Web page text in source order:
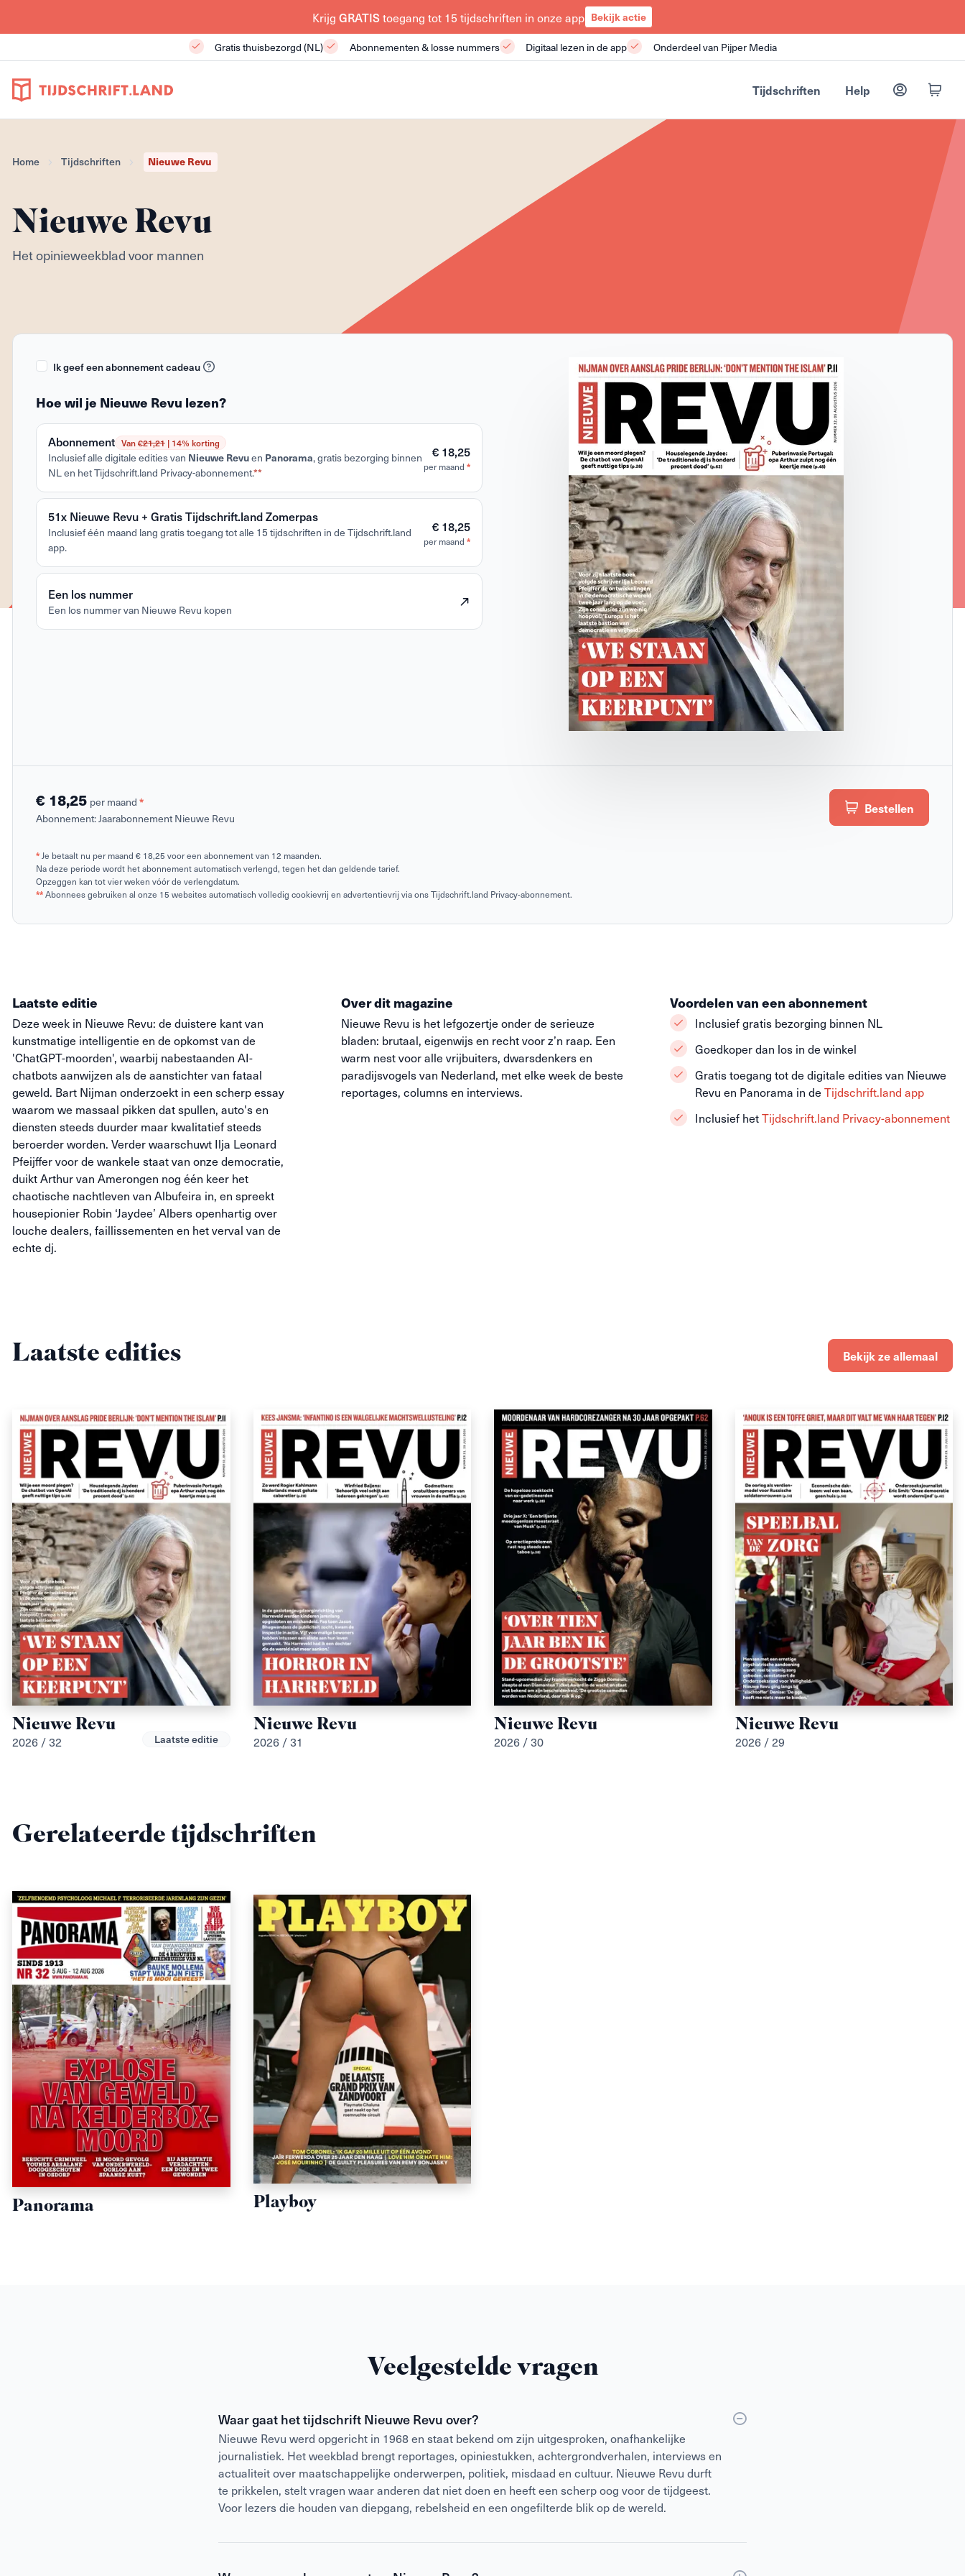
Krijg GRATIStoegang tot 15 tijdschriften in onze app Bekijk actie
Gratis thuisbezorgd (NL) Abonnementen & losse nummers Digitaal lezen in de app Onderdeel van Pijper Media
Tijdschriften Help
Home Tijdschriften Nieuwe Revu
Nieuwe Revu
Het opinieweekblad voor mannen
Ik geef een abonnement cadeau
Hoe wil je Nieuwe Revu lezen?
Van €21,21| 14% korting
Abonnement
Inclusief alle digitale edities van Nieuwe Revuen Panorama, gratis bezorging binnen
NL en het Tijdschrift.land Privacy-abonnement.**
€ 18,25
per maand *
51x Nieuwe Revu + Gratis Tijdschrift.land Zomerpas
Inclusief één maand lang gratis toegang tot alle 15 tijdschriften in de Tijdschrift.land
app.
€ 18,25
per maand *
Een los nummer
Een los nummer van Nieuwe Revu kopen
€ 18,25 per maand *
Abonnement:Jaarabonnement Nieuwe Revu
Bestellen
*Je betaalt nu per maand € 18,25 voor een abonnement van 12 maanden.
Na deze periode wordt het abonnement automatisch verlengd, tegen het dan geldende tarief.
Opzeggen kan tot vier weken vóór de verlengdatum.
**Abonnees gebruiken al onze 15 websites automatisch volledig cookievrij en advertentievrij via ons Tijdschrift.land Privacy-abonnement.
Laatste editie
Deze week in Nieuwe Revu: de duistere kant van
kunstmatige intelligentie en de opkomst van de
'ChatGPT-moorden', waarbij nabestaanden AI-
chatbots aanwijzen als de aanstichter van fataal
geweld. Bart Nijman onderzoekt in een scherp essay
waarom we massaal pikken dat spullen, auto's en
diensten steeds duurder maar kwalitatief steeds
beroerder worden. Verder waarschuwt Ilja Leonard
Pfeijffer voor de wankele staat van onze democratie,
duikt Arthur van Amerongen nog één keer het
chaotische nachtleven van Albufeira in, en spreekt
housepionier Robin ‘Jaydee’ Albers openhartig over
louche dealers, faillissementen en het verval van de
echte dj.
Over dit magazine
Nieuwe Revu is het lefgozertje onder de serieuze
bladen: brutaal, eigenwijs en recht voor z’n raap. Een
warm nest voor alle vrijbuiters, dwarsdenkers en
paradijsvogels van Nederland, met elke week de beste
reportages, columns en interviews.
Voordelen van een abonnement
Inclusief gratis bezorging binnen NL
Goedkoper dan los in de winkel
Gratis toegang tot de digitale edities van Nieuwe
Revu en Panorama in de Tijdschrift.land app
Inclusief hetTijdschrift.land Privacy-abonnement
Laatste edities Bekijk ze allemaal
Nieuwe Revu
2026 / 32 Laatste editie
Nieuwe Revu
2026 / 31
Nieuwe Revu
2026 / 30
Nieuwe Revu
2026 / 29
Gerelateerde tijdschriften
Panorama Playboy
Veelgestelde vragen
Waar gaat het tijdschrift Nieuwe Revu over?
Nieuwe Revu werd opgericht in 1968 en staat bekend om zijn uitgesproken, onafhankelijke
journalistiek. Het weekblad brengt reportages, opiniestukken, achtergrondverhalen, interviews en
actualiteit over maatschappelijke onderwerpen, politiek, misdaad en cultuur. Nieuwe Revu durft
te prikkelen, stelt vragen waar anderen dat niet doen en heeft een scherp oog voor de tijdgeest.
Voor lezers die houden van diepgang, rebelsheid en een ongefilterde blik op de wereld.